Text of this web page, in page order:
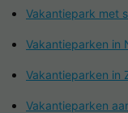
Vakantiepark met
Vakantieparken in
Vakantieparken in
Vakantieparken